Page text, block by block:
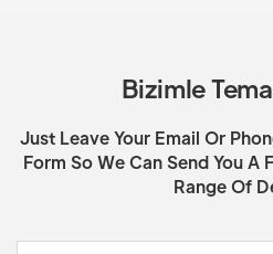
Bizimle
Just Leave Your Email Or
Form So We Can Send You A
Range Of